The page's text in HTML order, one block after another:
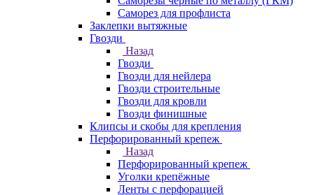
Саморез для профлиста
Заклепки вытяжные
Гвозди
Назад
Гвозди
Гвозди для нейлера
Гвозди строительные
Гвозди для кровли
Гвозди финишные
Клипсы и скобы для крепления
Перфорированный крепеж
Назад
Перфорированный крепеж
Уголки крепёжные
Ленты с перфорацией